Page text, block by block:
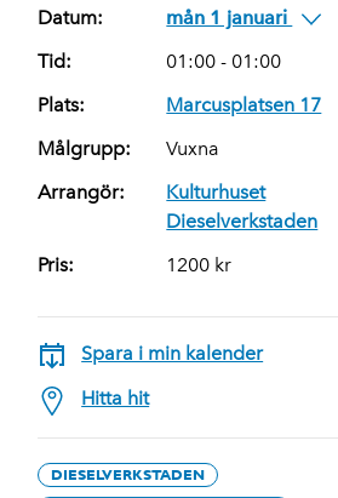
Datum:
mån 1 januari
Tid:
01:00 - 01:00
Plats:
Marcusplatsen 17
Målgrupp:
Vuxna
Arrangör:
Kulturhuset
Dieselverkstaden
Pris:
1200 kr
Spara i min kalender
Hitta hit
DIESELVERKSTADEN